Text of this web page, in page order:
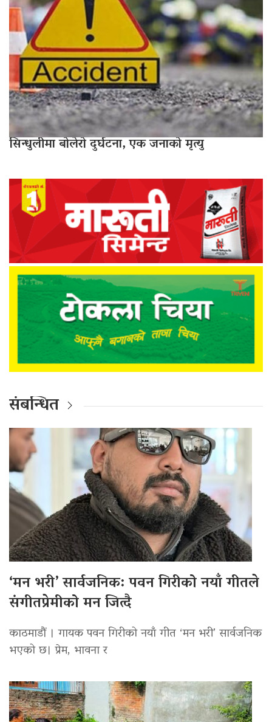
सिन्धुलीमा बोलेरो दुर्घटना, एक जनाको मृत्यु
संबन्धित
‘मन भरी’ सार्वजनिक: पवन गिरीको नयाँ गीतले
संगीतप्रेमीको मन जित्दै
काठमाडौं । गायक पवन गिरीको नयाँ गीत ‘मन भरी’ सार्वजनिक
भएको छ। प्रेम, भावना र